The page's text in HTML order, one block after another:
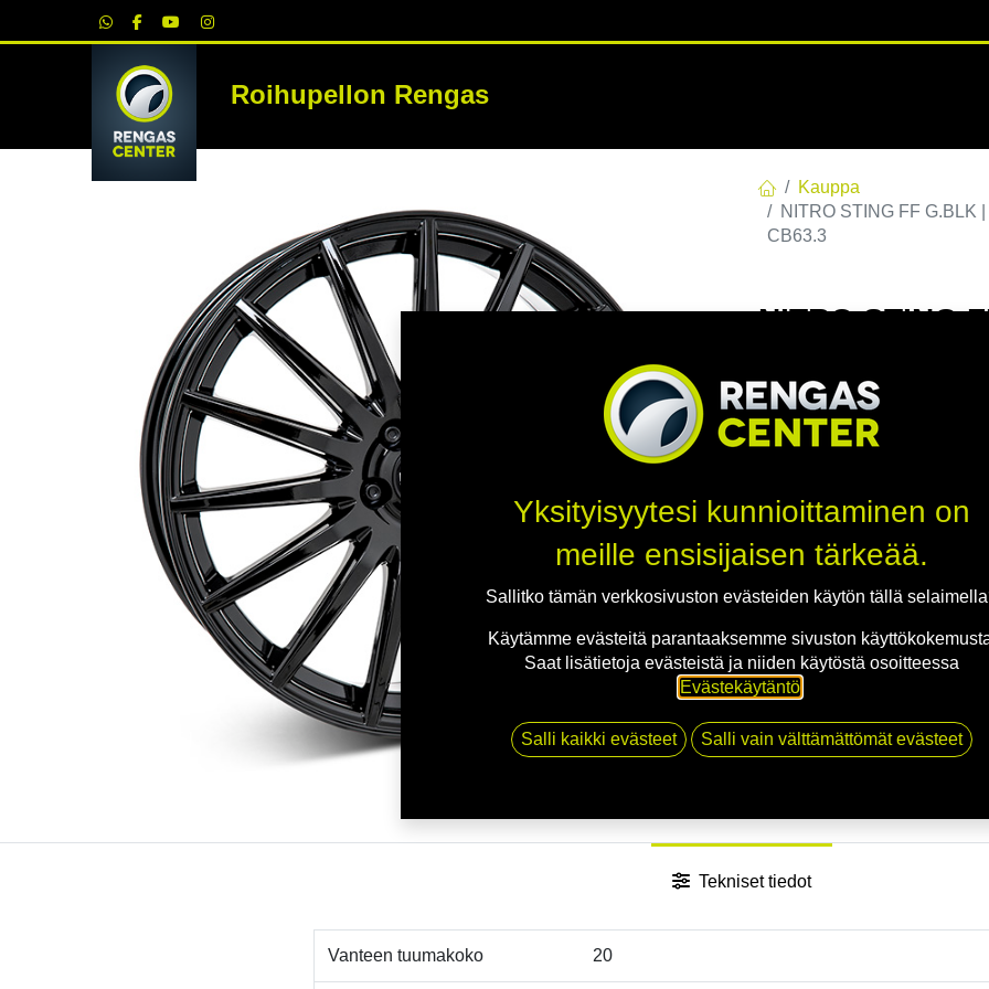
Roihupellon RengasRENKAAT
Kauppa
NITRO STING FF G.BLK
CB63.3
NITRO STING
EAN:7332818106210
Tällä tuotteella ei ole
Jaa
Toimitusehdot
Tekniset tiedot
Vanteen tuumakoko 20
Yksityisyytesi kunnioittaminen on
meille ensisijaisen tärkeää.
Sallitko tämän verkkosivuston evästeiden käytön tällä
Käytämme evästeitä parantaaksemme sivuston
Saat lisätietoja evästeistä ja niiden käytöstä osoitteessa
Evästekäytäntö.
Salli kaikki evästeet Salli vain välttämättömät evästeet